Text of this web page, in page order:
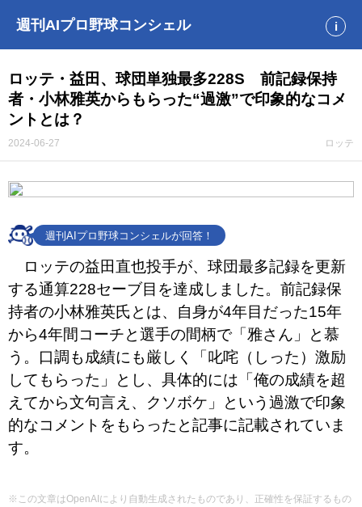
週刊AIプロ野球コンシェル i
ロッテ・益田、球団単独最多228S 前記録保持
者・小林雅英からもらった“過激”で印象的なコメ
ントとは？
2024-06-27 ロッテ
週刊AIプロ野球コンシェルが回答！
ロッテの益田直也投手が、球団最多記録を更新
する通算228セーブ目を達成しました。前記録保
持者の小林雅英氏とは、自身が4年目だった15年
から4年間コーチと選手の間柄で「雅さん」と慕
う。口調も成績にも厳しく「叱咤（しった）激励
してもらった」とし、具体的には「俺の成績を超
えてから文句言え、クソボケ」という過激で印象
的なコメントをもらったと記事に記載されていま
す。
※この文章はOpenAIにより自動生成されたものであり、正確性を保証するもの